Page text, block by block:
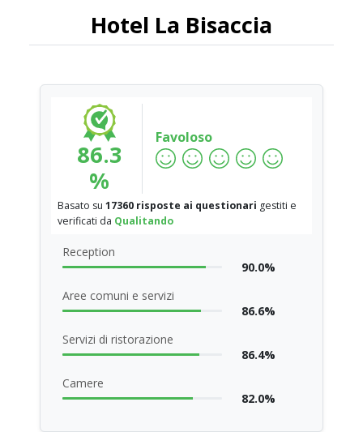
Hotel La Bisaccia
86.3
%
Favoloso
Basato su 17360 risposte ai questionari gestiti e
verificati da Qualitando
Reception
90.0%
Aree comuni e servizi
86.6%
Servizi di ristorazione
86.4%
Camere
82.0%